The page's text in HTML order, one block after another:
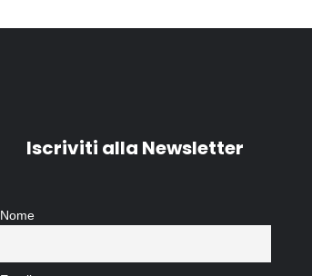
Iscriviti alla Newsletter
Nome